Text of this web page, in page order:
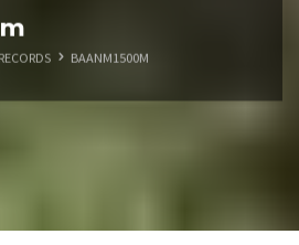
RECORDS BAANM1500M